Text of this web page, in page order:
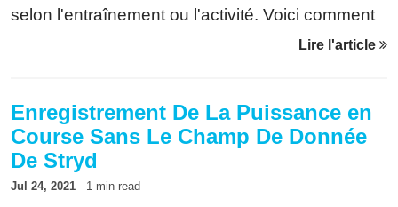
selon l'entraînement ou l'activité. Voici comment
Lire l'article
Enregistrement De La Puissance en
Course Sans Le Champ De Donnée
De Stryd
Jul 24, 2021 1 min read